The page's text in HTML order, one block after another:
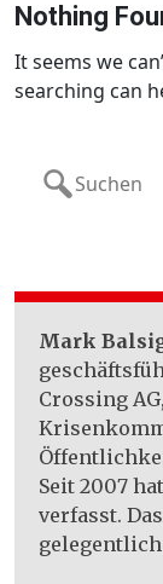
Nothing
It seems we
searching can
for:
Mark
Crossing
Seit 2007
verfasst.
gelegentlich